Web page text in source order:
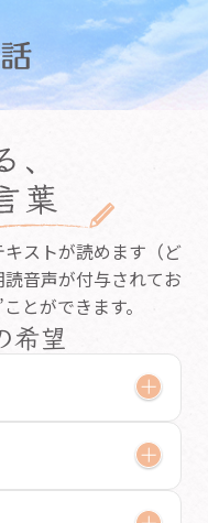
ストが読めます（ど
音声が付与されてお
とができます。
希望